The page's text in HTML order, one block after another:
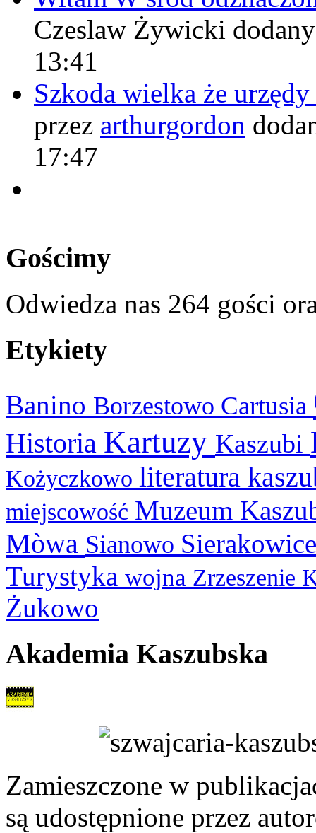
Czeslaw Żywicki
13:41
Szkoda wielka że
przez arthurgordon
17:47
Gościmy
Odwiedza nas 264 gości
Etykiety
Banino Borzestowo Cartusia
Historia Kartuzy Kaszubi
Kożyczkowo literatura
miejscowość Muzeum
Mòwa Sianowo
Turystyka wojna Zrzeszenie
Żukowo
Akademia Kaszubska
Zamieszczone w
są udostępnione przez